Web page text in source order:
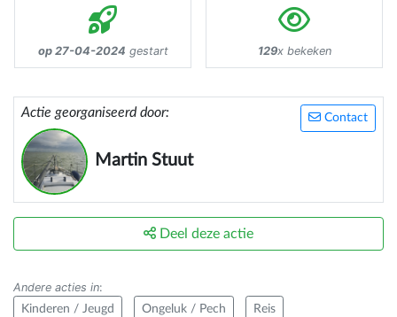
op 27-04-2024 gestart 129x bekeken
Contact
Actie georganiseerd door:
Martin Stuut
Deel deze actie
Andere acties in:
Kinderen / Jeugd Ongeluk / Pech Reis